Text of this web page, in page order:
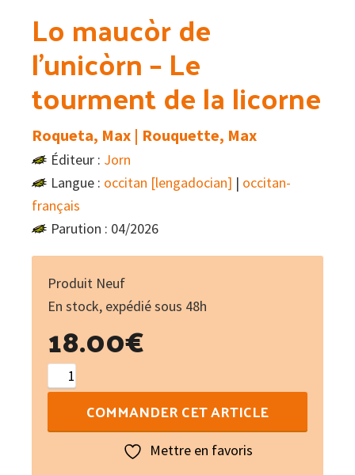
Lo maucòr de
l’unicòrn – Le
tourment de la licorne
Roqueta, Max | Rouquette, Max
Éditeur : Jorn
Langue : occitan [lengadocian] | occitan-
français
Parution : 04/2026
Produit Neuf
En stock, expédié sous 48h
18.00€
quantité
de
COMMANDER CET ARTICLE
Mettre en favoris